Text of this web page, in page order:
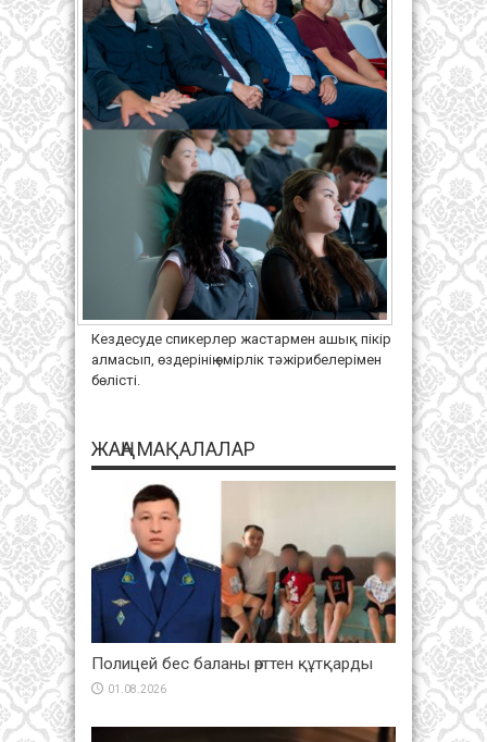
Кездесуде спикерлер жастармен ашық пікір
алмасып, өздерінің өмірлік тәжірибелерімен
бөлісті.
ЖАҢА МАҚАЛАЛАР
Полицей бес баланы өрттен құтқарды
01.08.2026